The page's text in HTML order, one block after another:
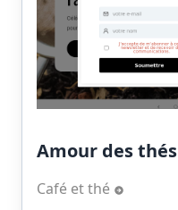
Amour des thés
Café et thé